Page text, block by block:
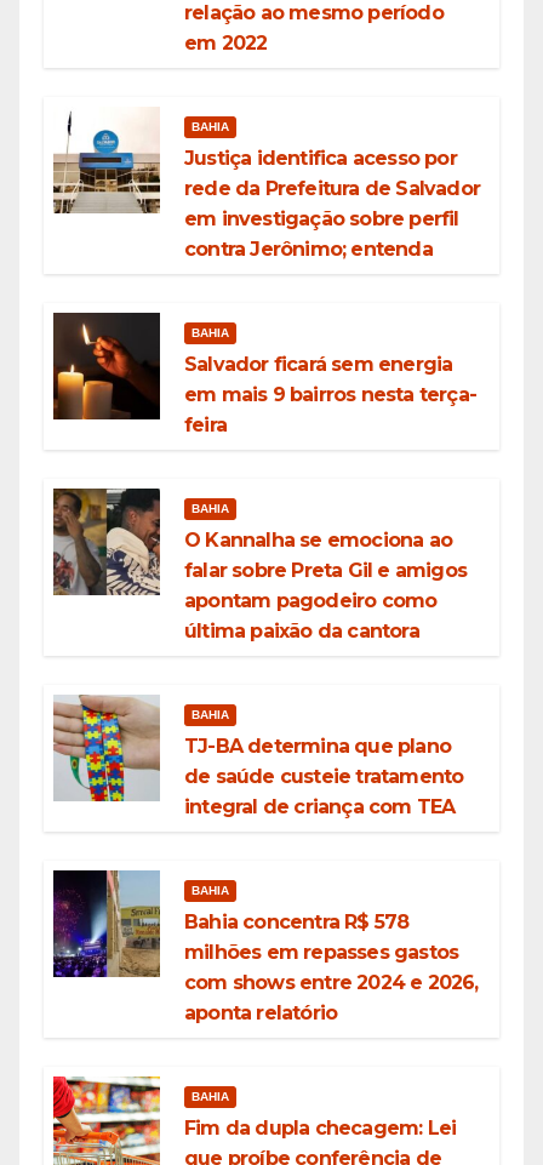
relação ao mesmo período
em 2022
BAHIA
Justiça identifica acesso por
rede da Prefeitura de Salvador
em investigação sobre perfil
contra Jerônimo; entenda
BAHIA
Salvador ficará sem energia
em mais 9 bairros nesta terça-
feira
BAHIA
O Kannalha se emociona ao
falar sobre Preta Gil e amigos
apontam pagodeiro como
última paixão da cantora
BAHIA
TJ-BA determina que plano
de saúde custeie tratamento
integral de criança com TEA
BAHIA
Bahia concentra R$ 578
milhões em repasses gastos
com shows entre 2024 e 2026,
aponta relatório
BAHIA
Fim da dupla checagem: Lei
que proíbe conferência de